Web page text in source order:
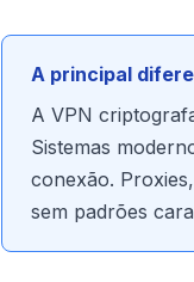
A principal
A VPN
Sistemas
conexão.
sem padrões